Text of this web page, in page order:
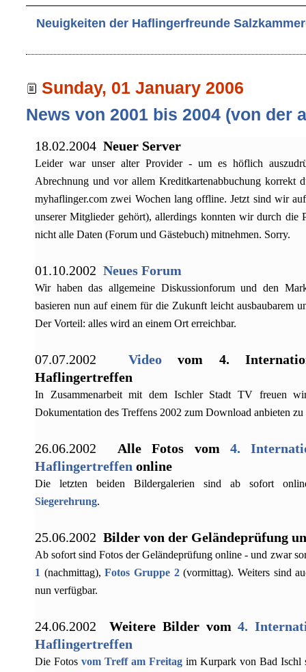
Neuigkeiten der Haflingerfreunde
Sunday, 01 January 2006
News von 2001 bis 2004 (von der
18.02.2004 Neuer Server
Leider war unser alter Provider - um es höflich
Abrechnung und vor allem Kreditkartenabbuchung korrekt
myhaflinger.com zwei Wochen lang offline. Jetzt sind wir
unserer Mitglieder gehört), allerdings konnten wir durch die
nicht alle Daten (Forum und Gästebuch) mitnehmen. Sorry.
01.10.2002 Neues Forum
Wir haben das allgemeine Diskussionforum und den
basieren nun auf einem für die Zukunft leicht ausbaubarem
Der Vorteil: alles wird an einem Ort erreichbar.
07.07.2002 Videovom 4.
Haflingertreffen
In Zusammenarbeit mit dem Ischler Stadt TV freuen
Dokumentation des Treffens 2002 zum Download anbieten zu
26.06.2002 Alle Fotos vom4.
Haflingertreffen online
Die letzten beiden Bildergalerien sind ab sofort
Siegerehrung.
25.06.2002 Bilder von der Geländeprüfung
Ab sofort sind Fotos der Geländeprüfung online - und zwar
1 (nachmittag),Fotos Gruppe 2(vormittag). Weiters sind
nun verfügbar.
24.06.2002Weitere Bilder vom4.
Haflingertreffen
Die Fotos vom Treff am Freitagim Kurpark von Bad Ischl